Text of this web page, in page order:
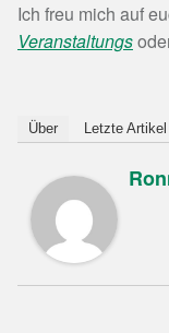
Ich freu mich auf
Veranstaltungs
Über Letzte Artikel